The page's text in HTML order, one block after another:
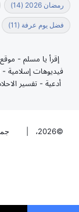
رمضان 2026 (14)
فضل يوم عرفة (11)
إقرأ يا مسلم - موقع
فيديوهات إسلامية
أدعية - تفسير
©2026، |